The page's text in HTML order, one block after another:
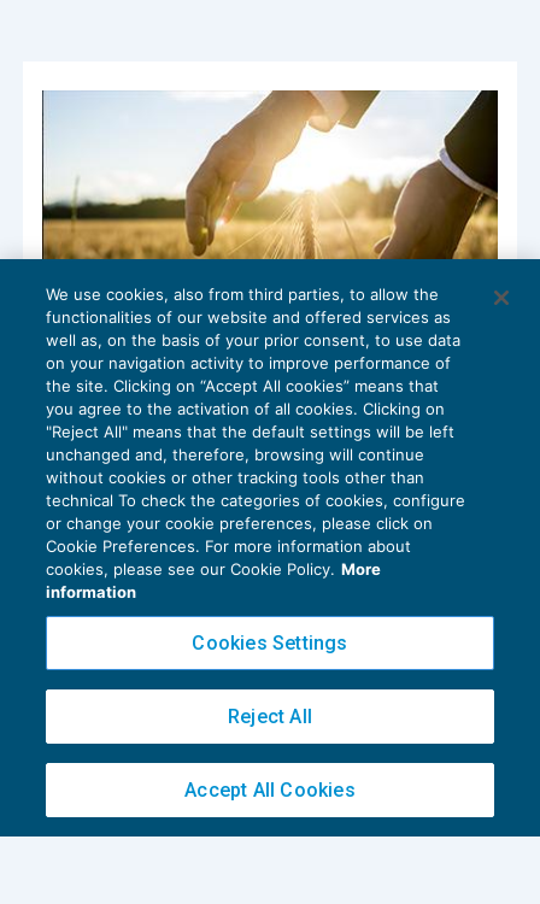
L’utilizzo del marchio in agricoltura
REDDITO IMPRESA E IRAP 23/01/2017
diAlberto RocchieLuigi Scappini
Cookie Policy
Euroconference NEWS è una testata registrata al Tribunale di Milano Reg. n. 8556/2026
Copyright 2016 ©Gruppo Euroconference S.p.A.v2.32.3
Piazza Luigi Einaudi, 10N01 - 20124 Milano - info@ecnews.it
We use cookies, also from third parties, to allow the
functionalities of our website and offered services as
well as, on the basis of your prior consent, to use data
on your navigation activity to improve performance of
the site. Clicking on “Accept All cookies” means that
you agree to the activation of all cookies. Clicking on
"Reject All" means that the default settings will be left
unchanged and, therefore, browsing will continue
without cookies or other tracking tools other than
technical To check the categories of cookies, configure
or change your cookie preferences, please click on
Cookie Preferences. For more information about
cookies, please see our Cookie Policy. More
information
Cookies Settings
Reject All
Accept All Cookies